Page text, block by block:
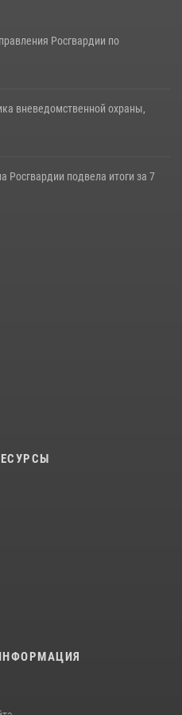
Росгвардии по
вневедомственной охраны,
Росгвардии подвела итоги за 7